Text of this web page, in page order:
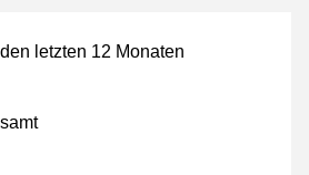
letzten 12 Monaten